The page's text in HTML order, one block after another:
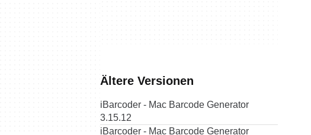
Ältere Versionen
iBarcoder - Mac Barcode Generator
3.15.12
iBarcoder - Mac Barcode Generator